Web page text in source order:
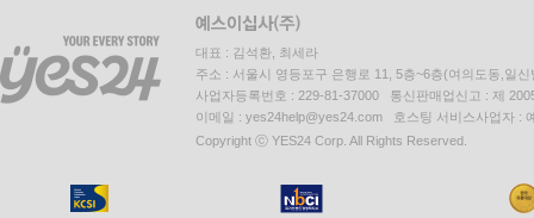
대표 : 김석환, 최세라
주소 : 서울시 영등포구 은행로 11, 5층~6층(여의도동,일신
사업자등록번호 : 229-81-37000 통신판매업신고 : 제
이메일 : yes24help@yes24.com 호스팅 서비스사업자 :
Copyright ⓒ YES24 Corp. All Rights Reserved.